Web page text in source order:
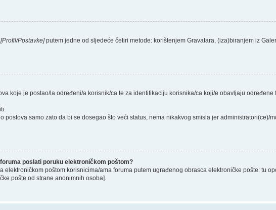
[Profil/Postavke]putem jedne od sljedeće četiri metode: korištenjem Gravatara, (iza)biranjem iz
koje je postao/la određeni/a korisnik/ca te za identifikaciju korisnika/ca koji/e obavljaju
postova samo zato da bi se dosegao što veći status, nema nikakvog smisla jer administratori(ce)/
poslati poruku elektroničkom poštom?
elektroničkom poštom korisnicima/ama foruma putem ugrađenog obrasca elektroničke pošte: tu
pošte od strane anonimnih osoba].